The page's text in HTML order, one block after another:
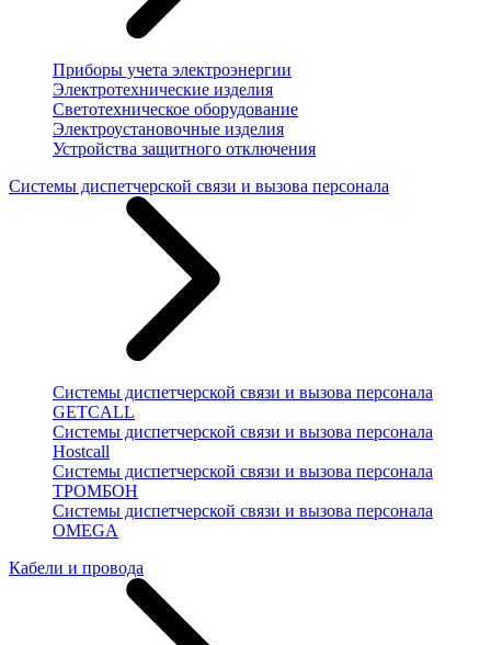
Приборы учета электроэнергии
Электротехнические изделия
Светотехническое оборудование
Электроустановочные изделия
Устройства защитного отключения
Системы диспетчерской связи и вызова персонала
Системы диспетчерской связи и вызова персонала
GETCALL
Системы диспетчерской связи и вызова персонала
Hostcall
Системы диспетчерской связи и вызова персонала
ТРОМБОН
Системы диспетчерской связи и вызова персонала
OMEGA
Кабели и провода